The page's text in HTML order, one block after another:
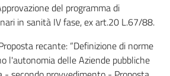
del programma di
in sanità IV fase, ex art.20 L.67/88.
recante: “Definizione di norme
l'autonomia delle Aziende pubbliche